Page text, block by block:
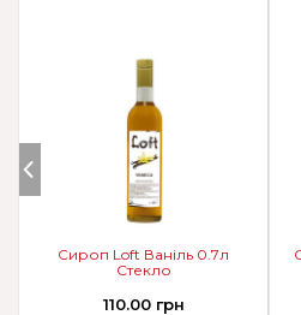
Сироп Loft Ваніль 0.7л
Стекло
110.00 грн